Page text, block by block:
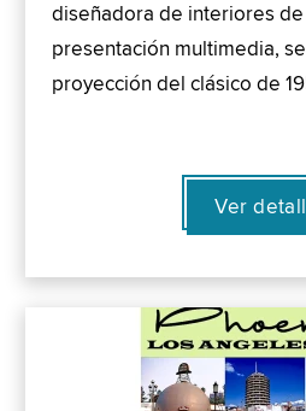
diseñadora de interiores
presentación multimedia,
proyección del clásico de
Ver